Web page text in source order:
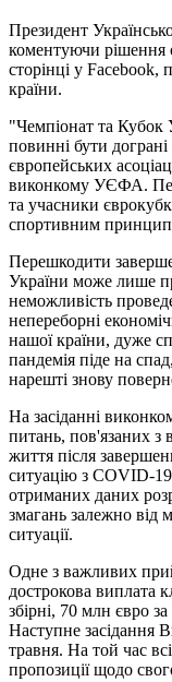
Президент
коментуючи
сторінці у Facebook,
країни.
"Чемпіонат та Кубок
повинні бути дограні
європейських
виконкому УЄФА.
та учасники
спортивним
Перешкодити
України може лише
неможливість
непереборні
нашої країни, дуже
пандемія піде на
нарешті знову
На засіданні
питань, пов'язаних з
життя після
ситуацію з COVID-19
отриманих даних
змагань залежно від
ситуації.
Одне з важливих
дострокова виплата
збірні, 70 млн євро
Наступне
травня. На той час
пропозиції щодо